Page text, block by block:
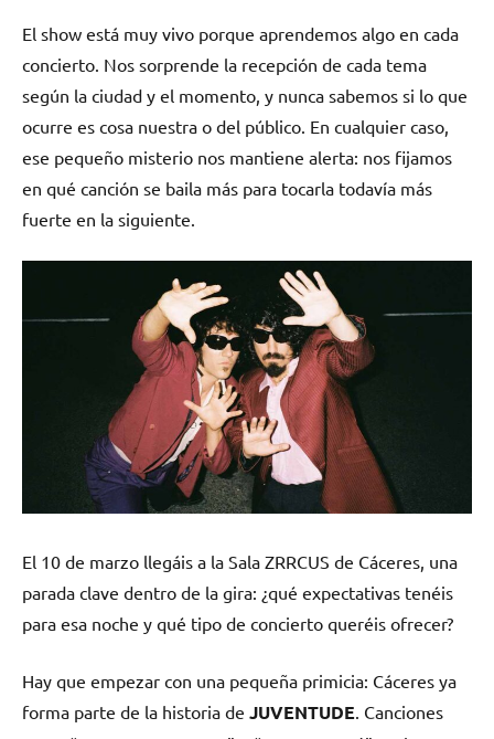
El show está muy vivo porque aprendemos algo en cada
concierto. Nos sorprende la recepción de cada tema
según la ciudad y el momento, y nunca sabemos si lo que
ocurre es cosa nuestra o del público. En cualquier caso,
ese pequeño misterio nos mantiene alerta: nos fijamos
en qué canción se baila más para tocarla todavía más
fuerte en la siguiente.
El 10 de marzo llegáis a la Sala ZRRCUS de Cáceres, una
parada clave dentro de la gira: ¿qué expectativas tenéis
para esa noche y qué tipo de concierto queréis ofrecer?
Hay que empezar con una pequeña primicia: Cáceres ya
forma parte de la historia de JUVENTUDE . Canciones